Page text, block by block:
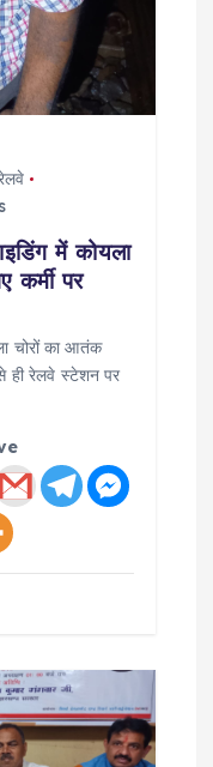
में कोयला
कर्मी पर
चोरों का आतंक
ही रेलवे स्टेशन पर